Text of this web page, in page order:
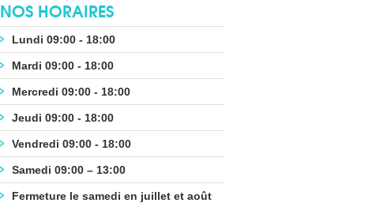
NOS HORAIRES
Lundi 09:00 - 18:00
Mardi 09:00 - 18:00
Mercredi 09:00 - 18:00
Jeudi 09:00 - 18:00
Vendredi 09:00 - 18:00
Samedi 09:00 – 13:00
Fermeture le samedi en juillet et août